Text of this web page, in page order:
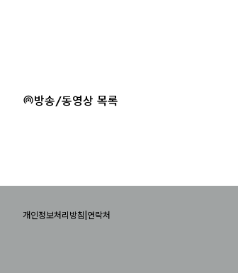
방송/동영상 목록
개인정보처리방침|연락처